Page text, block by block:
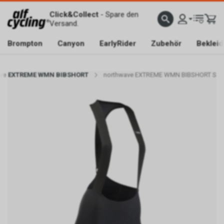
Click&Collect- Spare den
Versand.
Brompton Canyon EarlyRider Zubehör
EXTREME WMN BIBSHORT northwave EXTREME WMN BIBSHORT S